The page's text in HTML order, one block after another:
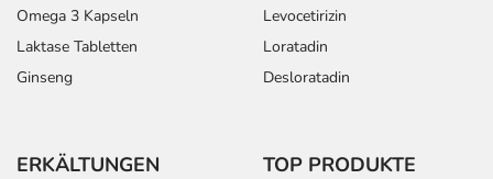
Omega 3 Kapseln
Laktase Tabletten
Ginseng
Levocetirizin
Loratadin
Desloratadin
ERKÄLTUNGEN TOP PRODUKTE